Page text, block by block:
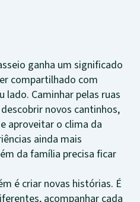
ganha um significado
compartilhado com
lado. Caminhar pelas ruas
novos cantinhos,
aproveitar o clima da
ainda mais
da família precisa ficar
é criar novas histórias. É
acompanhar cada